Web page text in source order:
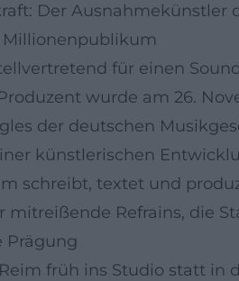
Der
Millionenpublikum
für einen
wurde am 26.
der deutschen
künstlerischen
schreibt, textet und
Refrains, die
Prägung
früh ins Studio statt in